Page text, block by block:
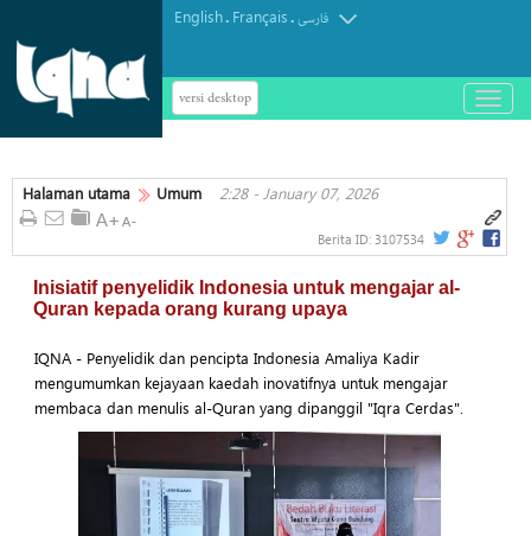
English. Français.فارسی
versi desktop
باز
و
کردن
Halaman utama Umum 2:28 - January 07, 2026
Berita ID: 3107534
Inisiatif penyelidik Indonesia untuk mengajar al-
Quran kepada orang kurang upaya
IQNA - Penyelidik dan pencipta Indonesia Amaliya Kadir
mengumumkan kejayaan kaedah inovatifnya untuk mengajar
membaca dan menulis al-Quran yang dipanggil "Iqra Cerdas".